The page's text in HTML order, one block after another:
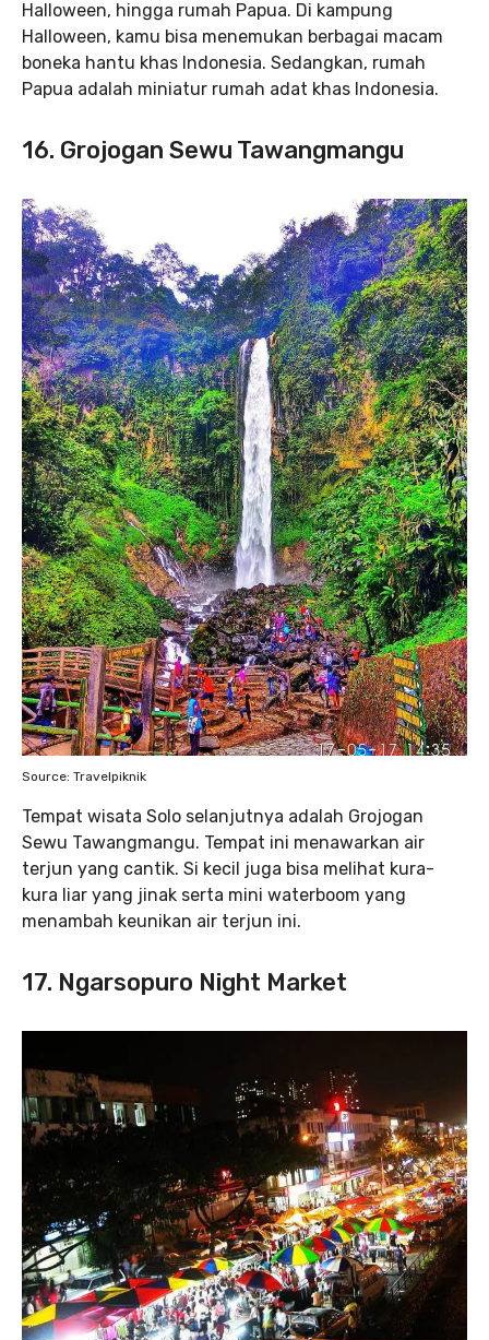
Halloween, hingga rumah Papua. Di kampung
Halloween, kamu bisa menemukan berbagai macam
boneka hantu khas Indonesia. Sedangkan, rumah
Papua adalah miniatur rumah adat khas Indonesia.
16. Grojogan Sewu Tawangmangu
Source: Travelpiknik
Tempat wisata Solo selanjutnya adalah Grojogan
Sewu Tawangmangu. Tempat ini menawarkan air
terjun yang cantik. Si kecil juga bisa melihat kura-
kura liar yang jinak serta mini waterboom yang
menambah keunikan air terjun ini.
17. Ngarsopuro Night Market